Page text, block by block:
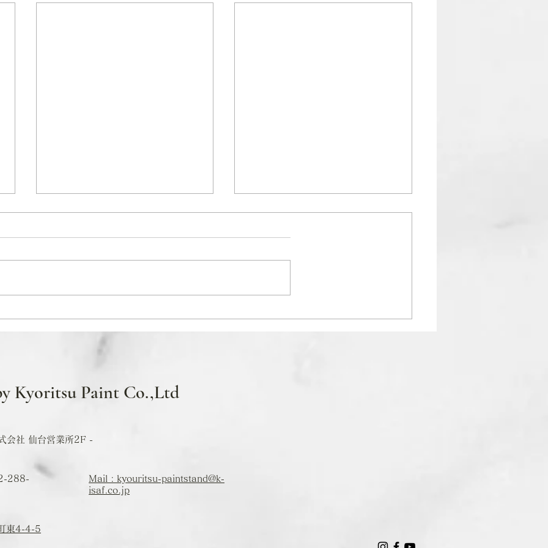
2月営業日カレンダー
Kyoritsu Paint Co.,Ltd
会社 仙台営業所2F -
288-
東4-4-5
Mail : kyouritsu-paintstand@k-
isaf.co.jp